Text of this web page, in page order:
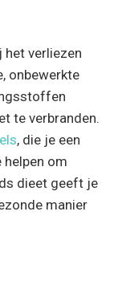
het verliezen
onbewerkte
te verbranden.
, die je een
helpen om
dieet geeft je
manier